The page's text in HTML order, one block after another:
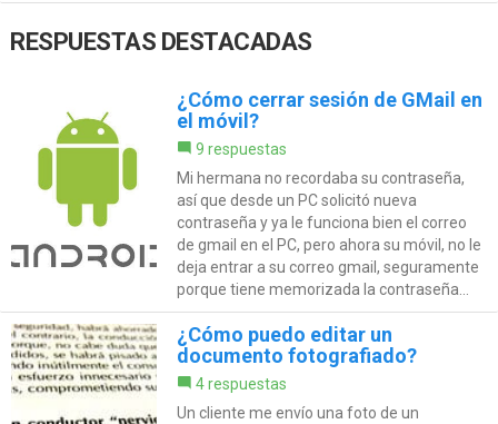
RESPUESTAS DESTACADAS
¿Cómo cerrar sesión de GMail en
el móvil?
9 respuestas
Mi hermana no recordaba su contraseña,
así que desde un PC solicitó nueva
contraseña y ya le funciona bien el correo
de gmail en el PC, pero ahora su móvil, no le
deja entrar a su correo gmail, seguramente
porque tiene memorizada la contraseña...
¿Cómo puedo editar un
documento fotografiado?
4 respuestas
Un cliente me envío una foto de un